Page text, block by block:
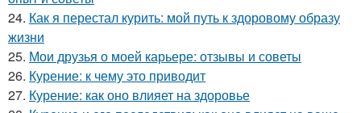
24. Как я перестал курить: мой путь к здоровому образу
жизни
25. Мои друзья о моей карьере: отзывы и советы
26. Курение: к чему это приводит
27. Курение: как оно влияет на здоровье